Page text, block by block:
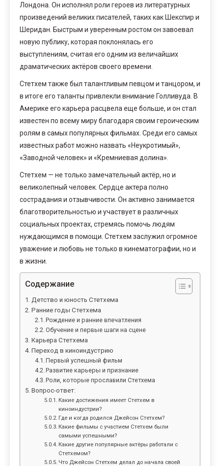
Лондона. Он исполнял роли героев из литературных
произведений великих писателей, таких как Шекспир и
Шеридан. Быстрым и уверенным ростом он завоевал
новую публику, которая поклонялась его
выступлениям, считая его одним из величайших
драматических актёров своего времени.
Стетхем также был талантливым певцом и танцором, и
в итоге его таланты привлекли внимание Голливуда. В
Америке его карьера расцвела еще больше, и он стал
известен по всему миру благодаря своим героическим
ролям в самых популярных фильмах. Среди его самых
известных работ можно назвать «Неукротимый»,
«Заводной человек» и «Кремниевая долина».
Стетхем — не только замечательный актёр, но и
великолепный человек. Сердце актера полно
сострадания и отзывчивости. Он активно занимается
благотворительностью и участвует в различных
социальных проектах, стремясь помочь людям
нуждающимся в помощи. Стетхем заслужил огромное
уважение и любовь не только в кинематографии, но и
в жизни.
Содержание
Детство и юность Стетхема
Ранние годы Стетхема
Рождение и ранние впечатления
Обучение и первые шаги на сцене
Карьера Стетхема
Переход в киноиндустрию
Первый успешный фильм
Развитие карьеры и признание
Роли, которые прославили Стетхема
Вопрос-ответ:
Какие достижения имеет Стетхем в
киноиндустрии?
Где и когда родился Джейсон Стетхем?
Какие фильмы с участием Стетхем были
самыми успешными?
Какие другие популярные актёры работали с
Стетхемом?
Что Джейсон Стетхем делал до начала своей